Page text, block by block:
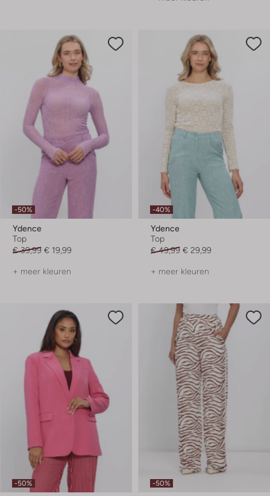
-50%
Ydence
Top
€ 39,99 € 19,99
+ meer kleuren
-40%
Ydence
Top
€ 49,99 € 29,99
+ meer kleuren
-50% -50%